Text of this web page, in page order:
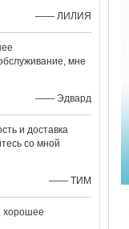
—— ЛИЛИЯ
мне
—— Эдвард
и доставка
со мной
—— ТИМ
хорошее